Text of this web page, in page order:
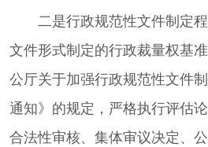
二是行政规范性文件制定
文件形式制定的行政裁量权基
公厅关于加强行政规范性文件
通知》的规定，严格执行评估
合法性审核、集体审议决定、